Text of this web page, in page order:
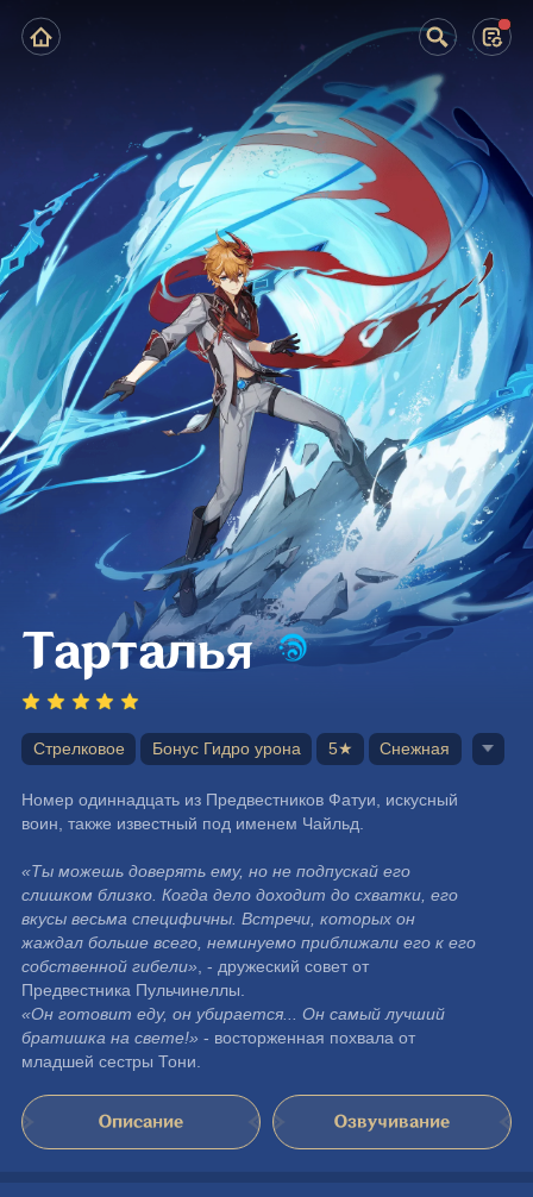
Тарталья
Стрелковое Бонус Гидро урона 5★ Снежная
Номер одиннадцать из Предвестников Фатуи, искусный
воин, также известный под именем Чайльд.
«Ты можешь доверять ему, но не подпускай его
слишком близко. Когда дело доходит до схватки, его
вкусы весьма специфичны. Встречи, которых он
жаждал больше всего, неминуемо приближали его к его
собственной гибели» , - дружеский совет от
Предвестника Пульчинеллы.
«Он готовит еду, он убирается... Он самый лучший
братишка на свете!» - восторженная похвала от
младшей сестры Тони.
Описание Озвучивание